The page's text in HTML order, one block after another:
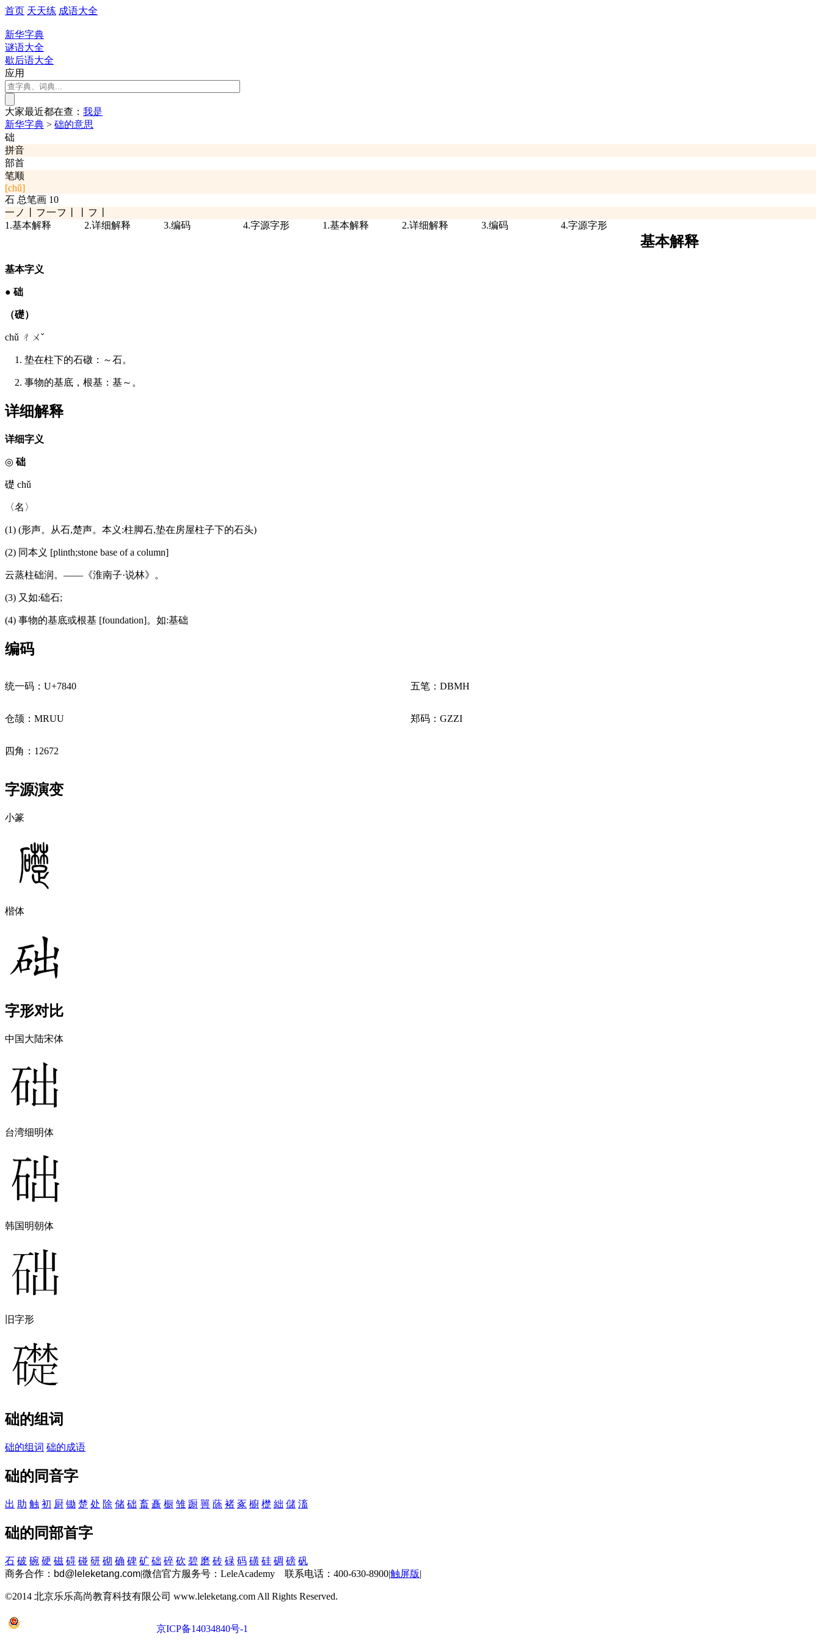
首页 天天练 成语大全
新华字典
谜语大全
歇后语大全
应用
大家最近都在查： 我是
新华字典 > 础的意思
础
拼音
部首
笔顺
[chǔ]
石 总笔画 10
一ノ丨フ一フ丨丨フ丨
1.基本解释
2.详细解释 3.编码 4.字源字形 1.基本解释 2.详细解释 3.编码 4.字源字形
基本解释
基本字义
● 础
（礎）
chǔ ㄔㄨˇ
1. 垫在柱下的石礅：～石。
2. 事物的基底，根基：基～。
详细解释
详细字义
◎ 础
礎 chǔ
〈名〉
(1) (形声。从石,楚声。本义:柱脚石,垫在房屋柱子下的石头)
(2) 同本义 [plinth;stone base of a column]
云蒸柱础润。——《淮南子·说林》。
(3) 又如:础石;
(4) 事物的基底或根基 [foundation]。如:基础
编码
统一码：U+7840 五笔：DBMH
仓颉：MRUU 郑码：GZZI
四角：12672
字源演变
小篆
楷体
字形对比
中国大陆宋体
台湾细明体
韩国明朝体
旧字形
础的组词
础的组词 础的成语
础的同音字
出 助 触 初 厨 锄 楚 处 除 储 础 畜 矗 橱 雏 蹰 嘼 蒢 褚 豖 櫥 檚 絀 儲 滀
础的同部首字
石 破 碗 硬 磁 碍 碰 研 砌 确 碑 矿 础 碎 砍 碧 磨 砖 碌 码 磺 硅 碉 磅 矾
商务合作： bd@leleketang.com|微信官方服务号：LeleAcademy 联系电话：400-630-8900|触屏版|
©2014 北京乐乐高尚教育科技有限公司 www.leleketang.com All Rights Reserved.
京ICP备14034840号-1